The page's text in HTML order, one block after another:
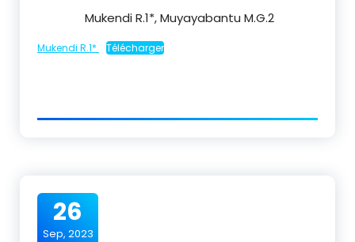
Mukendi R.1*, Muyayabantu M.G.2
Mukendi R.1* Télécharger
26
Sep, 2023